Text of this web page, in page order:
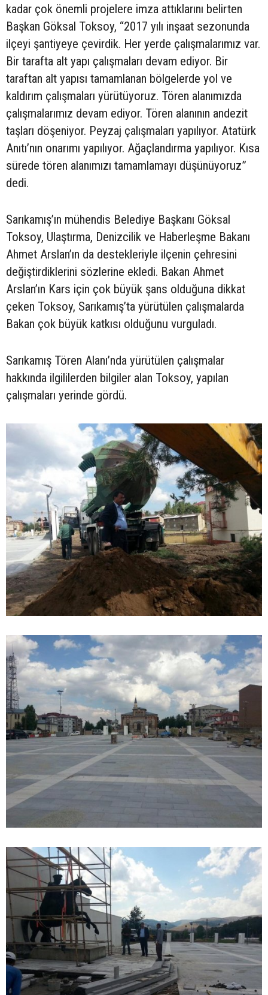
kadar çok önemli projelere imza attıklarını belirten
Başkan Göksal Toksoy, “2017 yılı inşaat sezonunda
ilçeyi şantiyeye çevirdik. Her yerde çalışmalarımız var.
Bir tarafta alt yapı çalışmaları devam ediyor. Bir
taraftan alt yapısı tamamlanan bölgelerde yol ve
kaldırım çalışmaları yürütüyoruz. Tören alanımızda
çalışmalarımız devam ediyor. Tören alanının andezit
taşları döşeniyor. Peyzaj çalışmaları yapılıyor. Atatürk
Anıtı’nın onarımı yapılıyor. Ağaçlandırma yapılıyor. Kısa
sürede tören alanımızı tamamlamayı düşünüyoruz”
dedi.
Sarıkamış’ın mühendis Belediye Başkanı Göksal
Toksoy, Ulaştırma, Denizcilik ve Haberleşme Bakanı
Ahmet Arslan’ın da destekleriyle ilçenin çehresini
değiştirdiklerini sözlerine ekledi. Bakan Ahmet
Arslan’ın Kars için çok büyük şans olduğuna dikkat
çeken Toksoy, Sarıkamış’ta yürütülen çalışmalarda
Bakan çok büyük katkısı olduğunu vurguladı.
Sarıkamış Tören Alanı’nda yürütülen çalışmalar
hakkında ilgililerden bilgiler alan Toksoy, yapılan
çalışmaları yerinde gördü.